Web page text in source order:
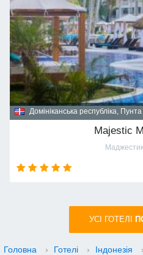
Домініканська республіка,
Majestic
УСI ГОТЕЛІ
Головна › Готелі › Індонезія ›